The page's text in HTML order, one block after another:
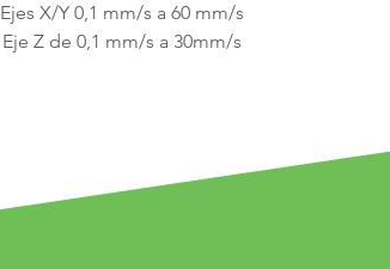
Ejes X/Y 0,1 mm/s a 60 mm/s
Eje Z de 0,1 mm/s a 30mm/s